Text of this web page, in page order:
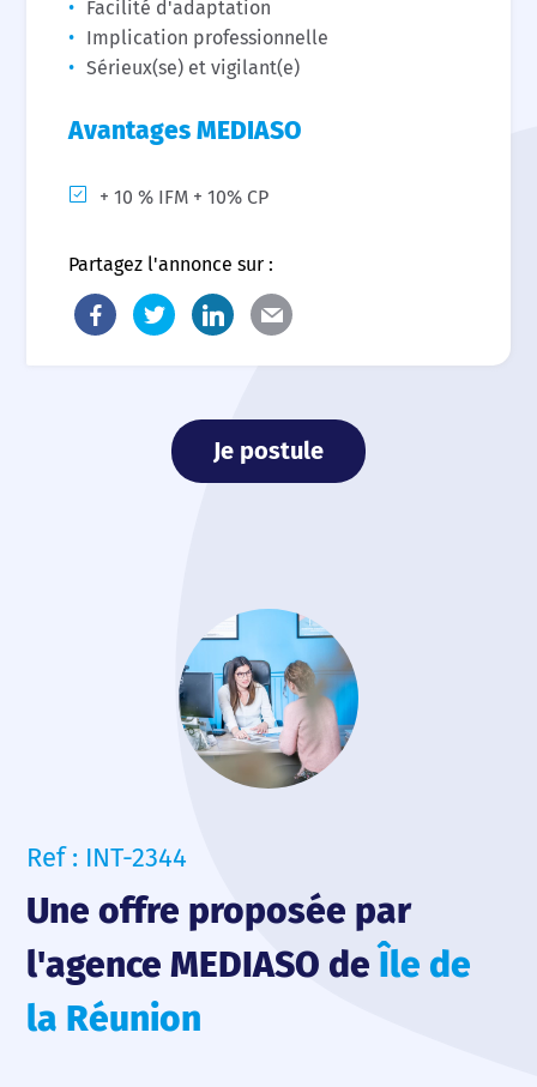
Facilité d'adaptation
Implication professionnelle
Sérieux(se) et vigilant(e)
Avantages MEDIASO
+ 10 % IFM + 10% CP
Partagez l'annonce sur :
Je postule
Ref : INT-2344
Une offre proposée par
l'agence MEDIASO de Île de
la Réunion